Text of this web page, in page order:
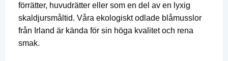
förrätter, huvudrätter eller som en del av en lyxig
skaldjursmåltid. Våra ekologiskt odlade blåmusslor
från Irland är kända för sin höga kvalitet och rena
smak.